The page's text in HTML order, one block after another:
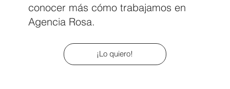
conocer más cómo trabajamos en
Agencia Rosa.
¡Lo quiero!